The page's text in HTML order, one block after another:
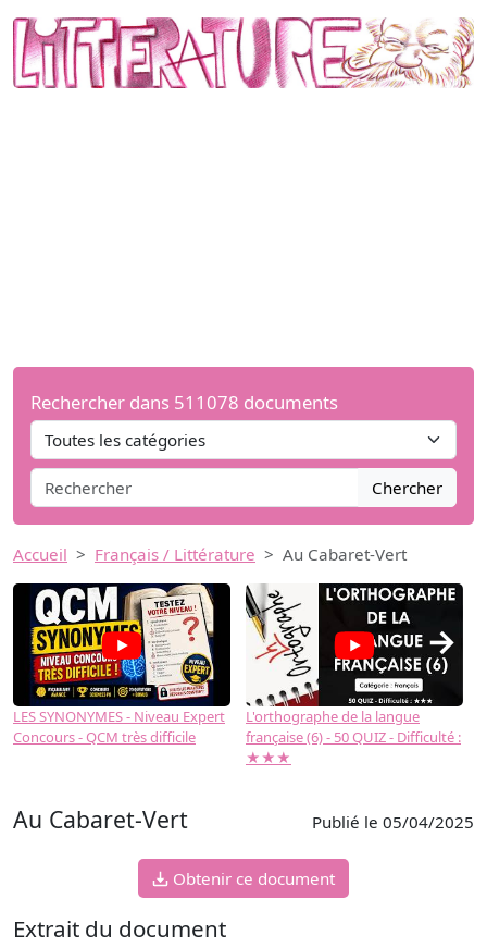
Rechercher dans 511078 documents
Chercher
Accueil Français / Littérature Au Cabaret-Vert
LES SYNONYMES - Niveau Expert
Concours - QCM très difficile
L'orthographe de la langue
française (6) - 50 QUIZ - Difficulté :
★★★
→
Au Cabaret-Vert Publié le 05/04/2025
Obtenir ce document
Extrait du document